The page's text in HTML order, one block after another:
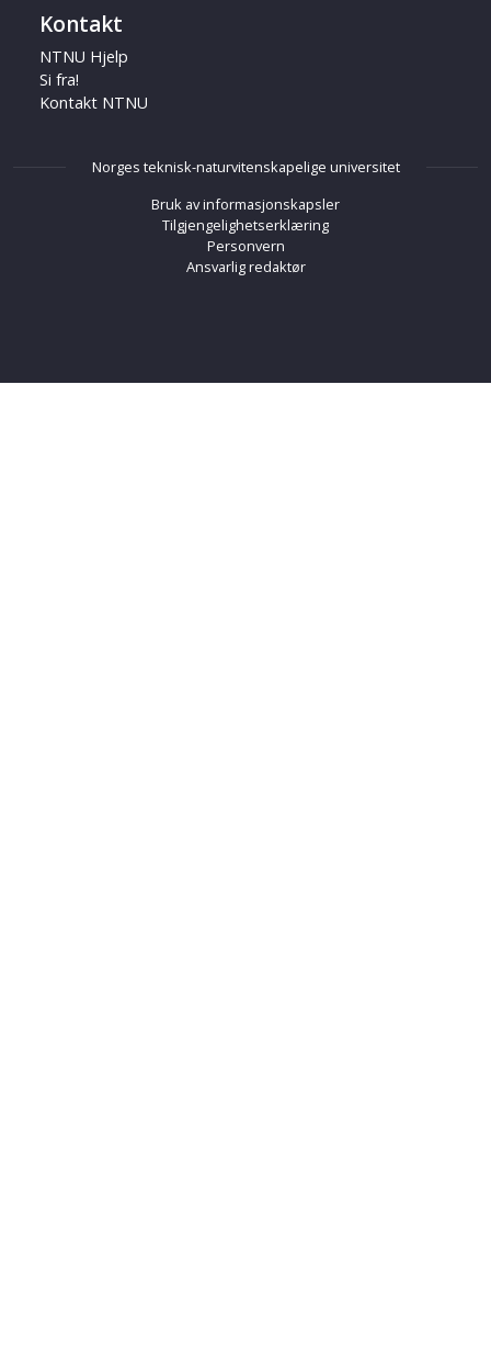
Kontakt
NTNU Hjelp
Si fra!
Kontakt NTNU
Norges teknisk-naturvitenskapelige universitet
Bruk av informasjonskapsler
Tilgjengelighetserklæring
Personvern
Ansvarlig redaktør